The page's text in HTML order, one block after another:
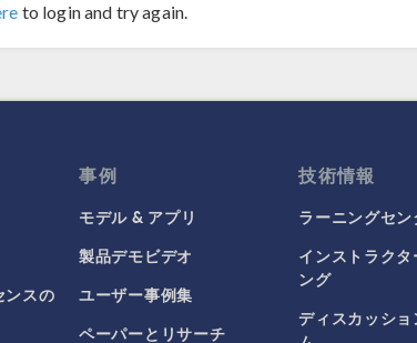
to login and try again.
ンスの
事例
モデル & アプリ
製品デモビデオ
ユーザー事例集
ペーパーとリサーチ
技術情報
ラーニングセン
インストラク
ング
ディスカッショ